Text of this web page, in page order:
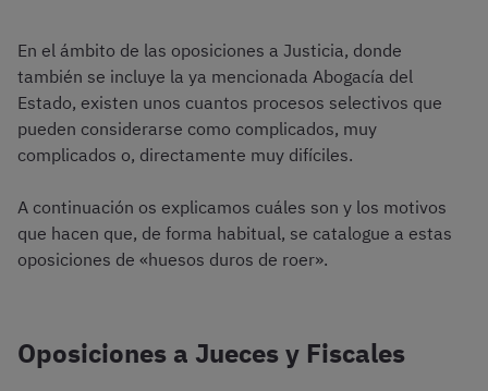
En el ámbito de las oposiciones a Justicia, donde
también se incluye la ya mencionada Abogacía del
Estado, existen unos cuantos procesos selectivos que
pueden considerarse como complicados, muy
complicados o, directamente muy difíciles.
A continuación os explicamos cuáles son y los motivos
que hacen que, de forma habitual, se catalogue a estas
oposiciones de «huesos duros de roer».
Oposiciones a Jueces y Fiscales